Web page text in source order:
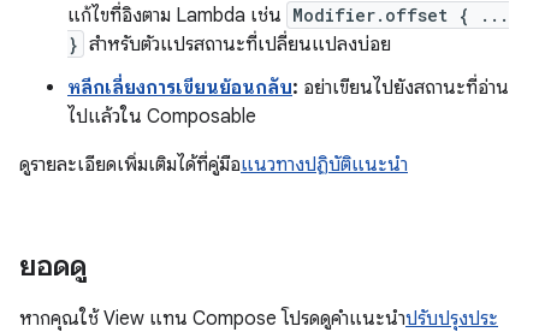
แก้ไขที่อิงตาม Lambda เช่น Modifier.offset { ...
} สำหรับตัวแปรสถานะที่เปลี่ยนแปลงบ่อย
หลีกเลี่ยงการเขียนย้อนกลับ: อย่าเขียนไปยังสถานะที่อ่าน
ไปแล้วใน Composable
ดูรายละเอียดเพิ่มเติมได้ที่คู่มือแนวทางปฏิบัติแนะนำ
ยอดดู
หากคุณใช้ View แทน Compose โปรดดูคำแนะนำปรับปรุงประ